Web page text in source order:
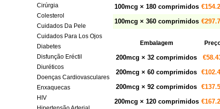
Cirúrgia
Colesterol
Cuidados Da Pele
Cuidados Para Los Ojos
Diabetes
Disfunção Eréctil
Diuréticos
Doenças Cardiovasculares
Enxaquecas
HIV
100mcg × 180 comprimidos
100mcg × 360 comprimidos
Embalagem
200mcg × 32 comprimidos
200mcg × 60 comprimidos
200mcg × 92 comprimidos
200mcg × 120 comprimidos